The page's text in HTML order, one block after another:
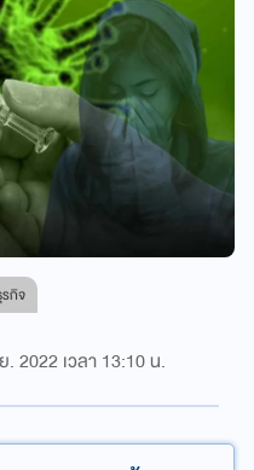
กิจ
2022 เวลา 13:10 น.